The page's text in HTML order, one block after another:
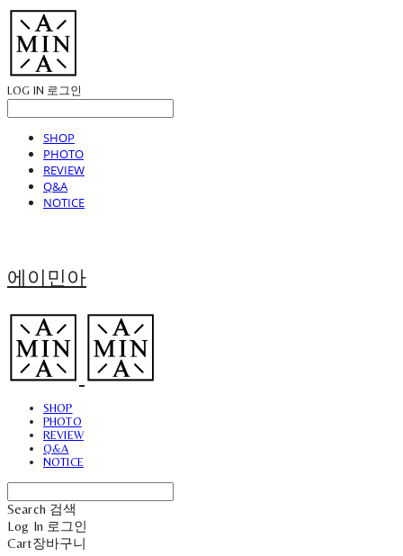
LOG IN 로그인
SHOP
PHOTO
REVIEW
Q&A
NOTICE
에이민아
SHOP
PHOTO
REVIEW
Q&A
NOTICE
Search 검색
Log In 로그인
Cart장바구니